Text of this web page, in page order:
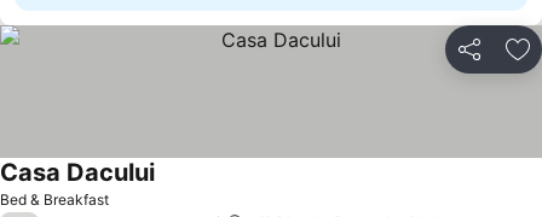
Partilhar
Bed & Breakfast
Casa Dacului